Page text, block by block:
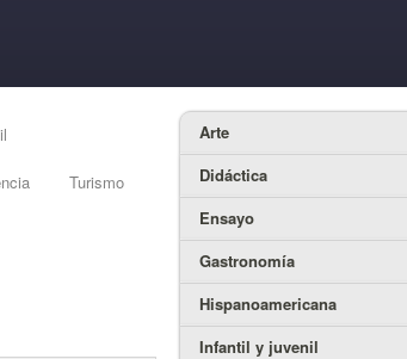
Turismo
Arte
Didáctica
Ensayo
Gastronomía
Hispanoamericana
Infantil y juvenil